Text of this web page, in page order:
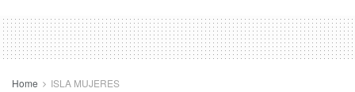
Home ISLA MUJERES